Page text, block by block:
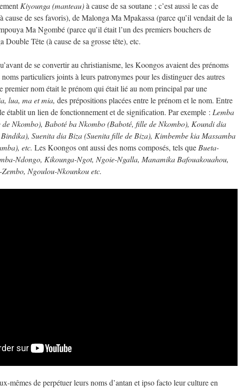
Kiyounga (manteau)à cause de sa soutane ; c’est aussi le cas de
de ses favoris), de Malonga Ma Mpakassa (parce qu’il vendait de la
Ma Ngombé (parce qu’il était l’un des premiers bouchers de
Tête (à cause de sa grosse tête), etc.
de se convertir au christianisme, les Koongos avaient des prénoms
particuliers joints à leurs patronymes pour les distinguer des autres
premier nom était le prénom qui était lié au nom principal par une
lua, ma et mia, des prépositions placées entre le prénom et le nom. Entre
établit un lien de fonctionnement et de signification. Par exemple : Lemba
Nkombo), Baboté ba Nkombo (Baboté, fille de Nkombo), Koundi dia
Suenita dia Biza (Suenita fille de Biza), Kimbembe kia Massamba
etc. Les Koongos ont aussi des noms composés, tels que Bueta-
Ndongo, Kikounga-Ngot, Ngoie-Ngalla, Manamika Bafouakouahou,
Ngoulou-Nkounkou etc.
mêmes de perpétuer leurs noms d’antan et ipso facto leur culture en